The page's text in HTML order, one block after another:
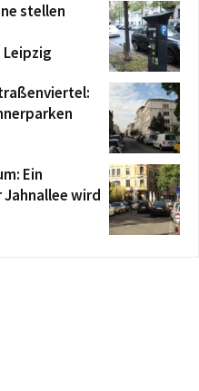
stellen
Ein
wird